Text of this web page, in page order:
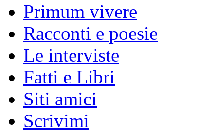
Primum vivere
Racconti e poesie
Le interviste
Fatti e Libri
Siti amici
Scrivimi